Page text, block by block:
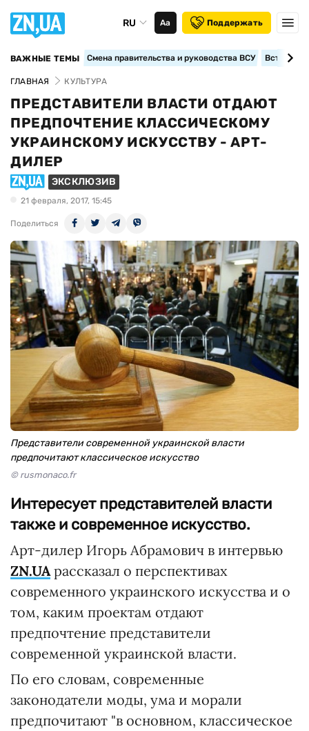
RU Аа Поддержать
ВАЖНЫЕ ТЕМЫ Смена правительства и руководства ВСУ
ГЛАВНАЯ КУЛЬТУРА
ПРЕДСТАВИТЕЛИ ВЛАСТИ ОТДАЮТ
ПРЕДПОЧТЕНИЕ КЛАССИЧЕСКОМУ
УКРАИНСКОМУ ИСКУССТВУ - АРТ-
ДИЛЕР
ЭКСКЛЮЗИВ
21 февраля, 2017, 15:45
Поделиться
Представители современной украинской власти
предпочитают классическое искусство
© rusmonaco.fr
Интересует представителей власти
также и современное искусство.
Арт-дилер Игорь Абрамович в интервью
ZN.UAрассказал о перспективах
современного украинского искусства и о
том, каким проектам отдают
предпочтение представители
современной украинской власти.
По его словам, современные
законодатели моды, ума и морали
предпочитают "в основном, классическое